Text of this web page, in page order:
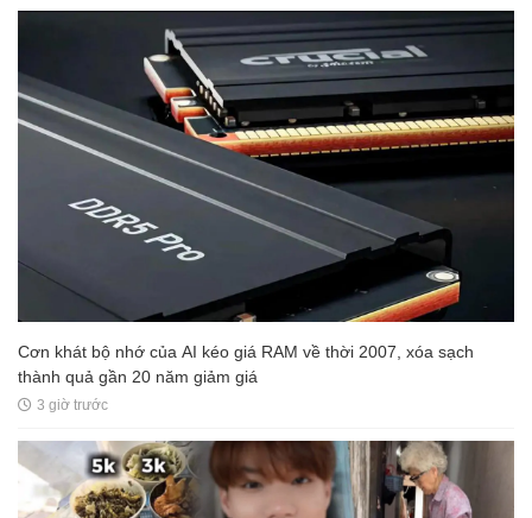
Cơn khát bộ nhớ của AI kéo giá RAM về thời 2007, xóa sạch
thành quả gần 20 năm giảm giá
3 giờ trước